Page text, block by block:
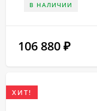
В НАЛИЧИИ
106 880 ₽
ХИТ!